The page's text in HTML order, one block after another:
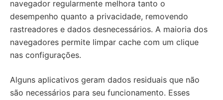
navegador regularmente melhora tanto o
desempenho quanto a privacidade, removendo
rastreadores e dados desnecessários. A maioria dos
navegadores permite limpar cache com um clique
nas configurações.
Alguns aplicativos geram dados residuais que não
são necessários para seu funcionamento. Esses